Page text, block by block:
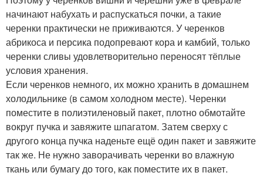
начинают набухать и распускаться почки, а такие
черенки практически не приживаются. У черенков
абрикоса и персика подопревают кора и камбий, только
черенки сливы удовлетворительно переносят тёплые
условия хранения.
Если черенков немного, их можно хранить в домашнем
холодильнике (в самом холодном месте). Черенки
поместите в полиэтиленовый пакет, плотно обмотайте
вокруг пучка и завяжите шпагатом. Затем сверху с
другого конца пучка наденьте ещё один пакет и завяжите
так же. Не нужно заворачивать черенки во влажную
ткань или бумагу до того, как поместите их в пакет.